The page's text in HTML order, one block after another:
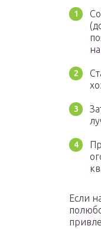
Если